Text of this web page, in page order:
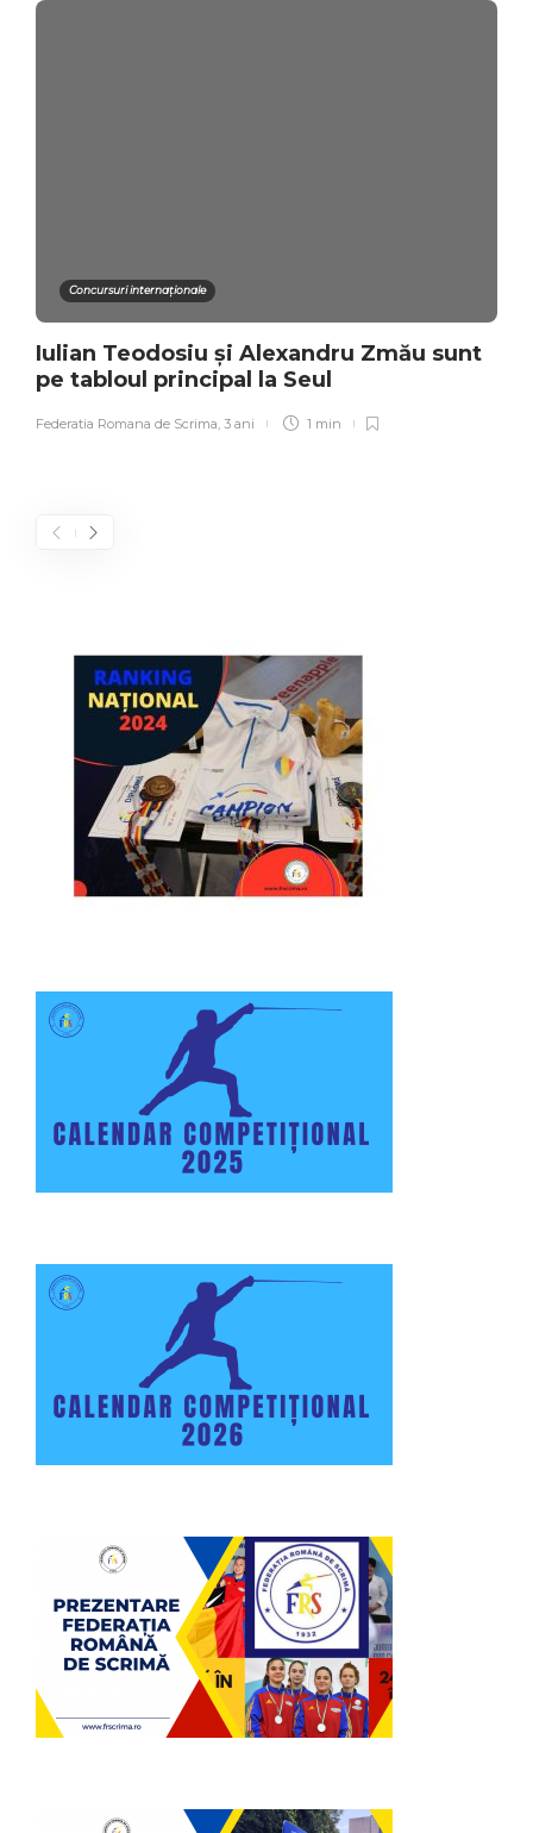
Concursuri internaționale
Iulian Teodosiu și Alexandru Zmău sunt
pe tabloul principal la Seul
Federatia Romana de Scrima, 3 ani 1 min